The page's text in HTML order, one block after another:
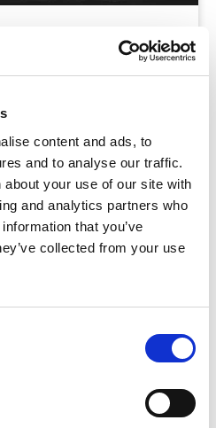
content and ads, to
and to analyse our traffic.
your use of our site with
and analytics partners who
that you’ve
collected from your use
gemotiveerde leerlingen
de populaire
en Deci – de
of
– is het niet